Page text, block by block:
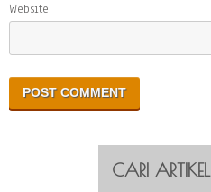
Website
CARI ARTIKEL